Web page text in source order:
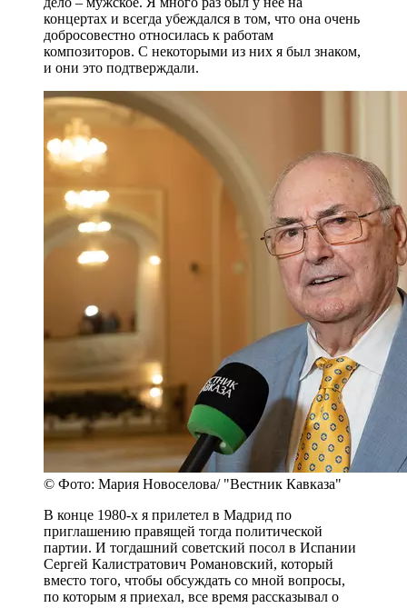
концертах и всегда убеждался в том, что она очень
добросовестно относилась к работам
композиторов. С некоторыми из них я был знаком,
и они это подтверждали.
© Фото: Мария Новоселова/ "Вестник Кавказа"
В конце 1980-х я прилетел в Мадрид по
приглашению правящей тогда политической
партии. И тогдашний советский посол в Испании
Сергей Калистратович Романовский, который
вместо того, чтобы обсуждать со мной вопросы,
по которым я приехал, все время рассказывал о